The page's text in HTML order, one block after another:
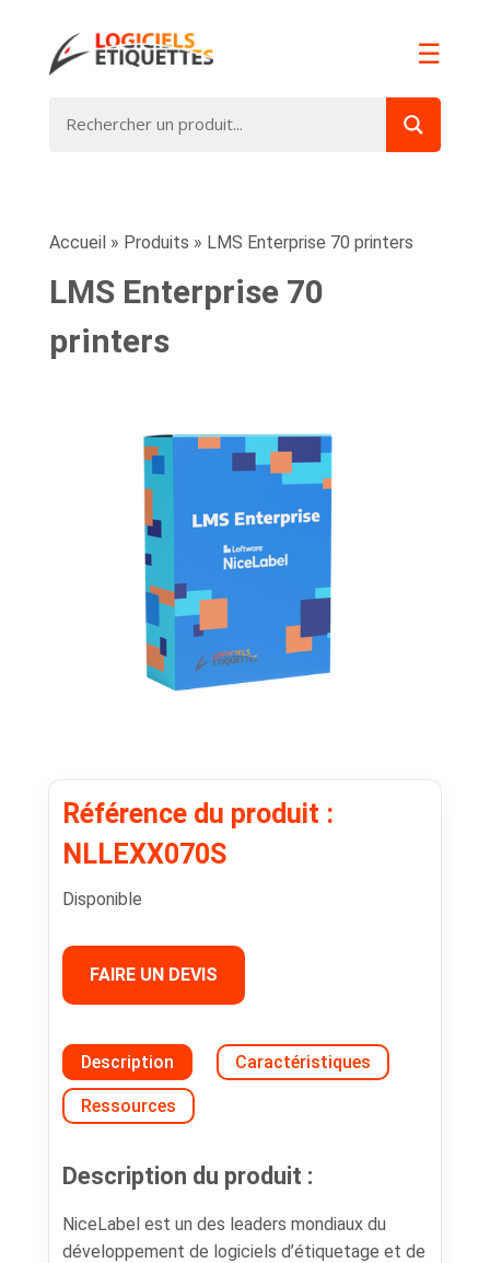
☰
Accueil » Produits » LMS Enterprise 70 printers
LMS Enterprise 70
printers
Référence du produit :
NLLEXX070S
Disponible
FAIRE UN DEVIS
Description Caractéristiques
Ressources
Description du produit :
NiceLabel est un des leaders mondiaux du
développement de logiciels d’étiquetage et de